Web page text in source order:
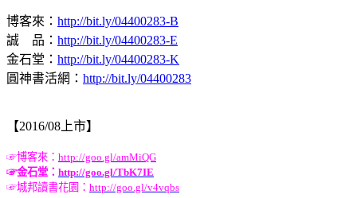
博客來： http://bit.ly/04400283-B
誠 品： http://bit.ly/04400283-E
金石堂： http://bit.ly/04400283-K
圓神書活網： http://bit.ly/04400283
【2016/08上市】
☞博客來： http://goo.gl/amMiQG
☞金石堂： http://goo.gl/TbK7IE
☞城邦讀書花園： http://goo.gl/v4vqbs